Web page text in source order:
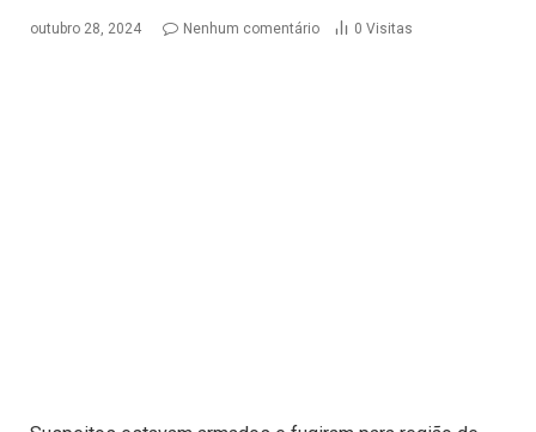
outubro 28, 2024 Nenhum comentário 0 Visitas